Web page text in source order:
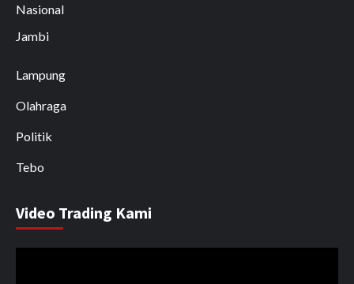
Nasional
Jambi
Lampung
Olahraga
Politik
Tebo
Video Trading Kami